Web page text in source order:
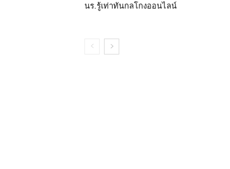
นร.รู้เท่าทันกลโกงออนไลน์